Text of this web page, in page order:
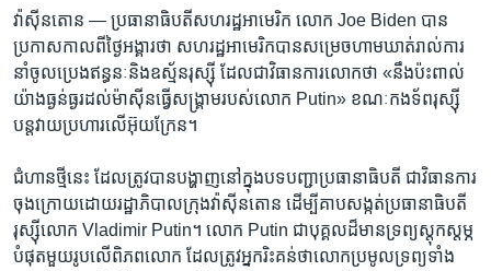
រកវ៉ាស៊ីនតោន — ប្រធានាធិបតី​សហរដ្ឋ​អាមេរិក លោក Joe Biden បាន​
ប្រកាស​កាល​ពី​ថ្ងៃ​អង្គារ​ថា សហរដ្ឋ​អាមេរិក​បាន​សម្រេច​ហាមឃាត់​រាល់​ការ​
នាំ​ចូលប្រេង​ឥន្ធនៈ​និង​ឧស្ម័ន​រុស្ស៊ី ដែល​ជា​វិធានការ​លោក​ថា «នឹង​ប៉ះពាល់​
យ៉ាង​ធ្ងន់ធ្ងរ​ដល់​ម៉ាស៊ីន​ធ្វើ​សង្គ្រាម​របស់​លោក​ Putin» ខណៈ​កងទ័ព​រុស្ស៊ី​
បន្ត​វាយប្រហារ​លើ​អ៊ុយក្រែន។
ជំហាន​ថ្មី​នេះ​ ដែល​ត្រូវ​បាន​បង្ហាញ​នៅ​ក្នុង​បទបញ្ជា​ប្រធានាធិបតី​ ជា​វិធានការ​
ចុងក្រោយ​ដោយ​រដ្ឋាភិបាល​ក្រុង​វ៉ាស៊ីនតោន ដើម្បី​គាប​សង្កត់​ប្រធានាធិបតី​
រុស្ស៊ី​លោក Vladimir Putin។ លោក Putin ជា​បុគ្គល​ដ៏​មាន​ទ្រព្យ​ស្តុកស្តម្ភ​
បំផុត​មួយ​រូប​លើ​ពិភពលោក ដែល​ត្រូវ​អ្នក​រិះគន់​ថា​លោក​ប្រមូល​ទ្រព្យ​ទាំង​